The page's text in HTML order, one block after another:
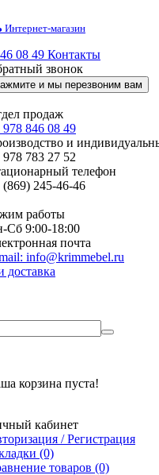
Интернет-магазин
08 49 Контакты
звонок
и мы перезвоним вам
продаж
978 846 08 49
и
978 783 27 52
телефон
(869) 245-46-46
работы
Сб 9:00-18:00
почта
info@krimmebel.ru
доставка
корзина пуста!
кабинет
/ Регистрация
(0)
товаров (0)